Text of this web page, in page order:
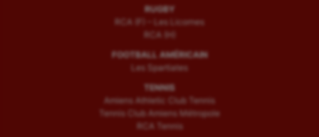
RUGBY
RCA (F) – Les Licornes
RCA (H)
FOOTBALL AMÉRICAIN
Les Spartiates
TENNIS
Amiens Athletic Club Tennis
Tennis Club Amiens Métropole
RCA Tennis